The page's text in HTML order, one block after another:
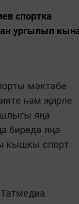
спортка
ургылып
мәктәбе
һәм җирле
яңа
биредә яңа
кышкы спорт
Татмедиа